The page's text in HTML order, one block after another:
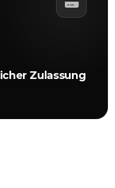
Zulassung